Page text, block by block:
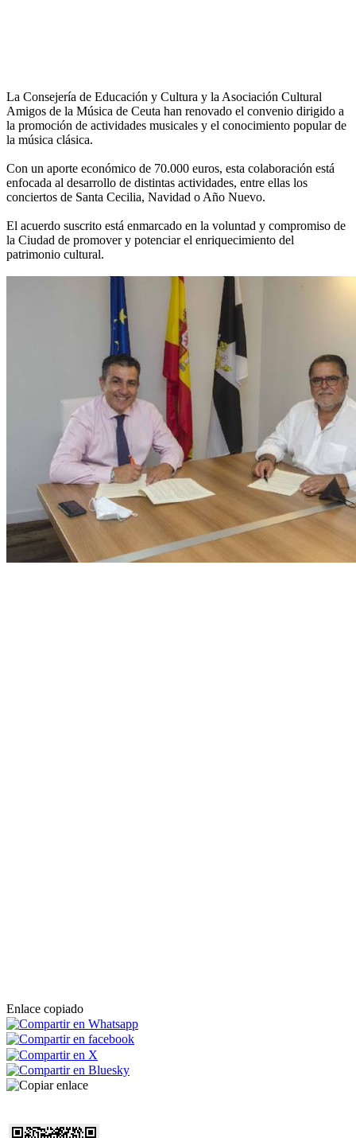
La Consejería de Educación y Cultura y la Asociación Cultural
Amigos de la Música de Ceuta han renovado el convenio dirigido a
la promoción de actividades musicales y el conocimiento popular de
la música clásica.
Con un aporte económico de 70.000 euros, esta colaboración está
enfocada al desarrollo de distintas actividades, entre ellas los
conciertos de Santa Cecilia, Navidad o Año Nuevo.
El acuerdo suscrito está enmarcado en la voluntad y compromiso de
la Ciudad de promover y potenciar el enriquecimiento del
patrimonio cultural.
Enlace copiado